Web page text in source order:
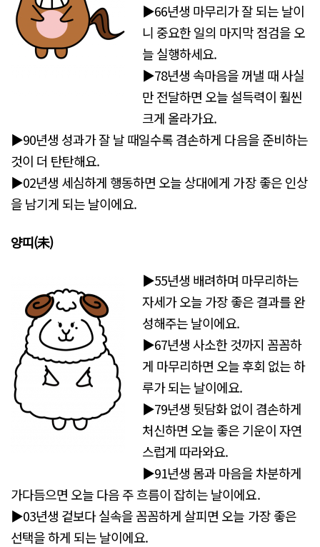
▶66년생 마무리가 잘 되는 날이
니 중요한 일의 마지막 점검을 오
늘 실행하세요.
▶78년생 속마음을 꺼낼 때 사실
만 전달하면 오늘 설득력이 훨씬
크게 올라가요.
▶90년생 성과가 잘 날 때일수록 겸손하게 다음을 준비하는
것이 더 탄탄해요.
▶02년생 세심하게 행동하면 오늘 상대에게 가장 좋은 인상
을 남기게 되는 날이에요.
양띠(未)
▶55년생 배려하며 마무리하는
자세가 오늘 가장 좋은 결과를 완
성해주는 날이에요.
▶67년생 사소한 것까지 꼼꼼하
게 마무리하면 오늘 후회 없는 하
루가 되는 날이에요.
▶79년생 뒷담화 없이 겸손하게
처신하면 오늘 좋은 기운이 자연
스럽게 따라와요.
▶91년생 몸과 마음을 차분하게
가다듬으면 오늘 다음 주 흐름이 잡히는 날이에요.
▶03년생 겉보다 실속을 꼼꼼하게 살피면 오늘 가장 좋은
선택을 하게 되는 날이에요.